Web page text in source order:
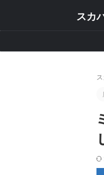
スカ